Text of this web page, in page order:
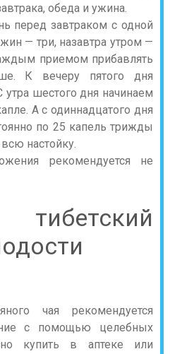
обеда и ужина.
перед завтраком с одной
— три, назавтра утром —
приемом прибавлять
К вечеру пятого дня
шестого дня начинаем
А с одиннадцатого дня
по 25 капель трижды
настойку.
рекомендуется не
чая рекомендуется
с помощью целебных
купить в аптеке или